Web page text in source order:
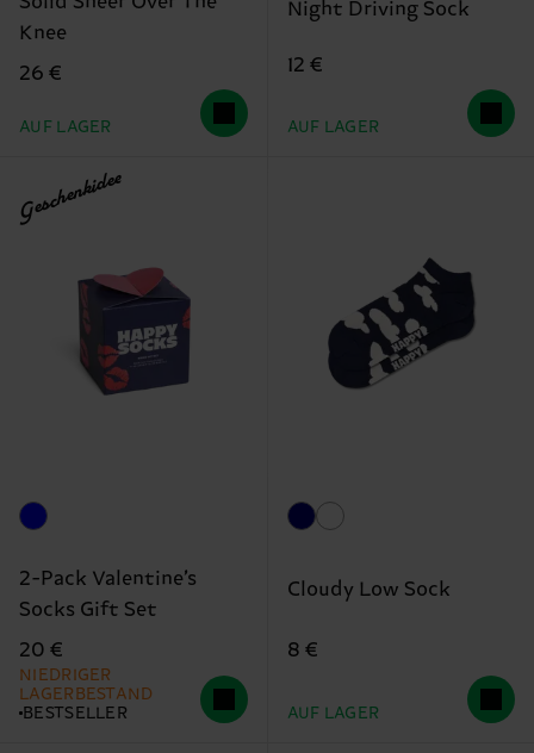
Knee
26 €
AUF LAGER
Night Driving Sock
12 €
AUF LAGER
Geschenkidee
2-Pack Valentine’s
Socks Gift Set
20 €
NIEDRIGER
LAGERBESTAND
BESTSELLER
Cloudy Low Sock
8 €
AUF LAGER